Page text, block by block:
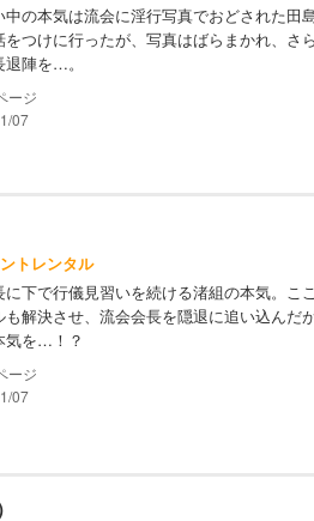
中の本気は流会に淫行写真でおどされた田
つけに行ったが、写真はばらまかれ、さ
陣を…。
07
トレンタル
に下で行儀見習いを続ける渚組の本気。こ
解決させ、流会会長を隠退に追い込んだ
気を…！？
07